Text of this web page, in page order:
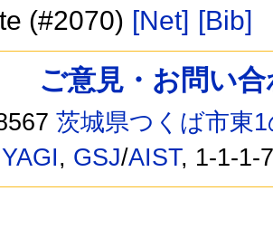
(#2070) [Net] [Bib]
ご意見・お問い
茨城県つくば市東
, GSJ/AIST, 1-1-1-